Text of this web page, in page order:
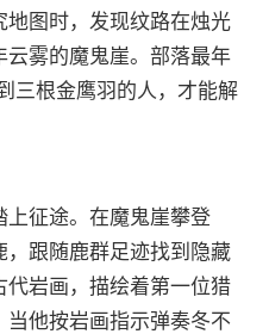
图时，发现纹路在烛光
雾的魔鬼崖。部落最年
三根金鹰羽的人，才能解
上征途。在魔鬼崖攀登
，跟随鹿群足迹找到隐藏
代岩画，描绘着第一位猎
他按岩画指示弹奏冬不